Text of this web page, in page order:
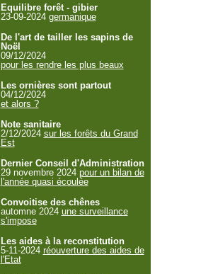
Equilibre forêt - gibier
23-09-2024 germanique
De l'art de tailler les sapins de
Noël
09/12/2024
pour les rendre les plus beaux
Les ornières sont partout
04/12/2024
et alors ?
Note sanitaire
2/12/2024 sur les forêts du Grand
Est
Dernier Conseil d'Administration
29 novembre 2024 pour un bilan de
l'année quasi écoulée
Convoitise des chênes
automne 2024 une surveillance
s'impose
Les aides à la reconstitution
5-11-2024 réouverture des aides de
l'Etat